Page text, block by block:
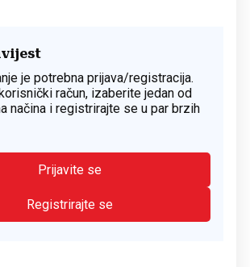
je potrebna prijava/registracija.
račun, izaberite jedan od
načina i registrirajte se u par brzih
Prijavite se
Registrirajte se